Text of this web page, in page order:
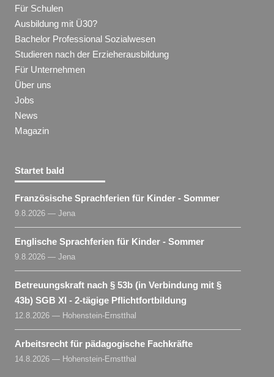
Für Schulen
Ausbildung mit Ü30?
Bachelor Professional Sozialwesen
Studieren nach der Erzieherausbildung
Für Unternehmen
Über uns
Jobs
News
Magazin
Startet bald
Französische Sprachferien für Kinder - Sommer
9.8.2026 — Jena
Englische Sprachferien für Kinder - Sommer
9.8.2026 — Jena
Betreuungskraft nach § 53b (in Verbindung mit §
43b) SGB XI - 2-tägige Pflichtfortbildung
12.8.2026 — Hohenstein-Ernstthal
Arbeitsrecht für pädagogische Fachkräfte
14.8.2026 — Hohenstein-Ernstthal